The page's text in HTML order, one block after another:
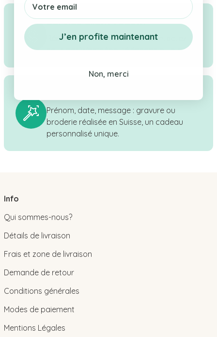
Service client réactif
Réponse sous 24h ouvrées - Contactez-
nous par WhatsApp, téléphone ou e-mail.
Prénom, date, message : gravure ou
broderie réalisée en Suisse, un cadeau
personnalisé unique.
Info
Qui sommes-nous?
Détails de livraison
Frais et zone de livraison
Demande de retour
Conditions générales
Modes de paiement
Mentions Légales
J’en profite maintenant
Non, merci